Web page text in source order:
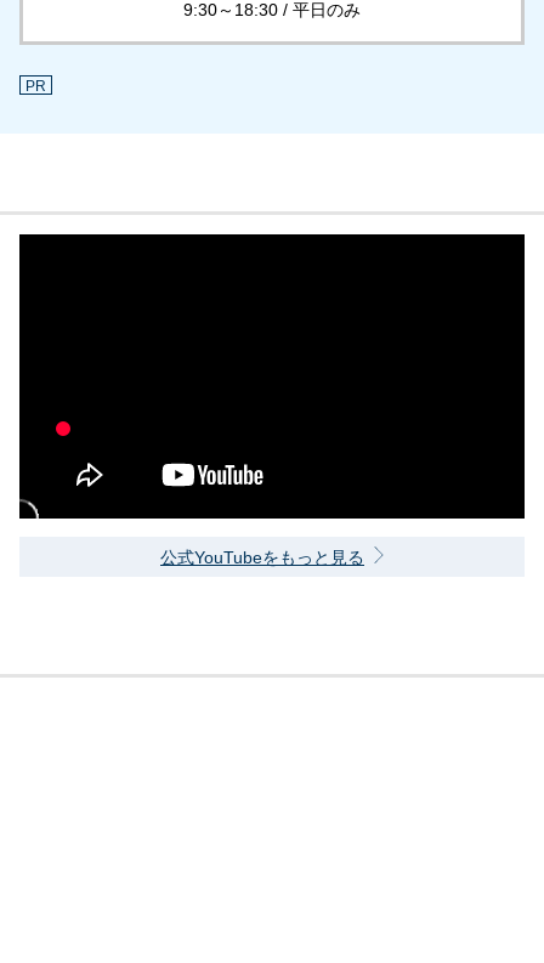
9:30～18:30 / 平日のみ
PR
公式YouTubeをもっと見る